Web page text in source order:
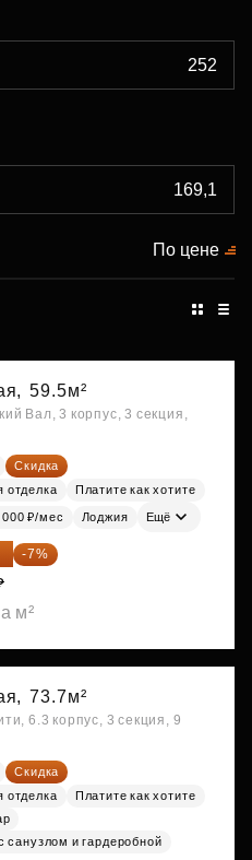
По цене
59.5м²
Вал, 3 корпус, 3 секция,
Скидка
отделка
Платите как хотите
000 ₽/мес Лоджия Ещё
₽ -7%
м²
73.7м²
6.3 корпус, 3 секция, 9
Скидка
отделка
Платите как хотите
санузлом и гардеробной